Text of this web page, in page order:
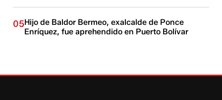
05Hijo de Baldor Bermeo, exalcalde de Ponce
Enríquez, fue aprehendido en Puerto Bolívar